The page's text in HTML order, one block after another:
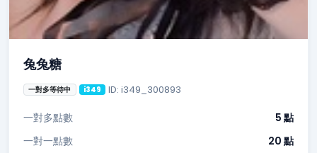
兔兔糖
一對多等待中 i349 ID: i349_300893
一對多點數
5 點
一對一點數
20 點